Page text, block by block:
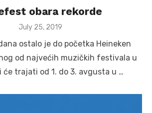
obara rekorde
Posted
July 25, 2019
ostalo je do početka Heineken
od najvećih muzičkih festivala u
će trajati od 1. do 3. avgusta u …